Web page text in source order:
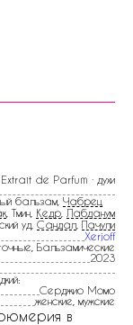
de Parfum · духи
бальзам, Чабрец
, Тмин, Кедр Лабданум
уд, Сандал Пачули
Xerjoff
Бальзамические
2023
Серджио Момо
женские, мужские
в